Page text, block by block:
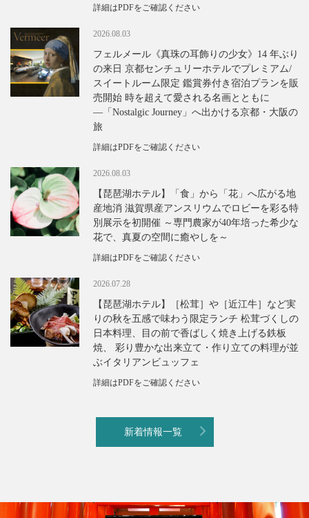
詳細はPDFをご確認ください
2026.08.03
フェルメール《真珠の耳飾りの少女》14 年ぶり
の来日 京都センチュリーホテルでプレミアム/
スイートルーム限定 鑑賞券付き宿泊プランを販
売開始 時を超えて愛される名画とともに
―「Nostalgic Journey」へ出かける京都・大阪の
旅
詳細はPDFをご確認ください
2026.08.03
【琵琶湖ホテル】「食」から「花」へ広がる地
産地消 滋賀県産アンスリウムでロビーを彩る特
別展示を初開催 ～専門農家が40年培った希少な
花で、真夏の空間に癒やしを～
詳細はPDFをご確認ください
2026.07.28
【琵琶湖ホテル】［松茸］や［近江牛］など実
りの秋を五感で味わう限定ランチ 松茸づくしの
日本料理、目の前で香ばしく焼き上げる鉄板
焼、 彩り豊かな出来立て・作り立ての料理が並
ぶイタリアンビュッフェ
詳細はPDFをご確認ください
新着情報一覧